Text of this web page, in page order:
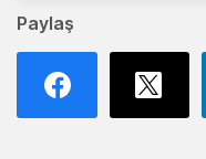
Paylaş